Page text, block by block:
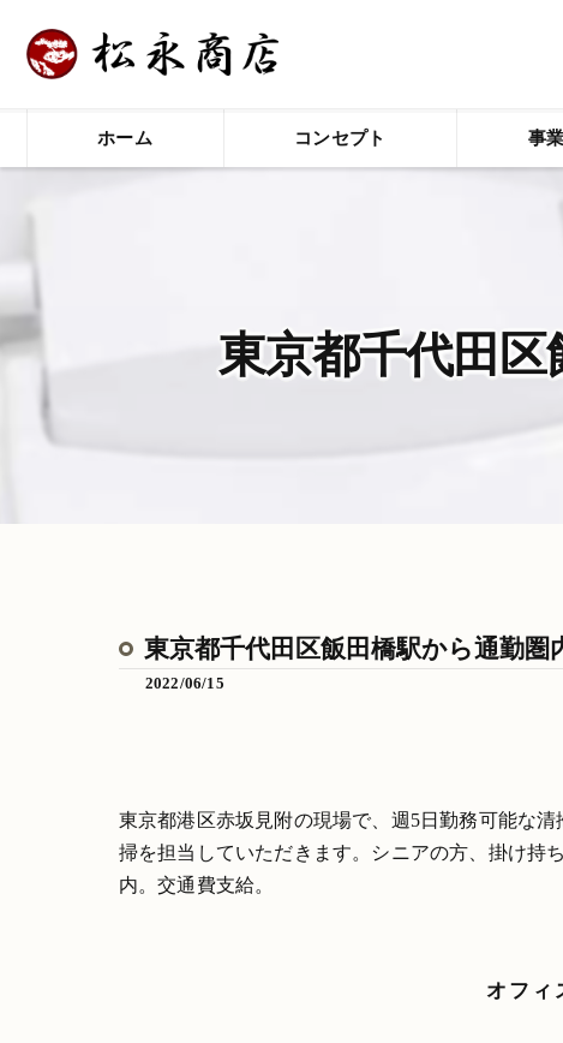
ホーム コンセプト 事
東京都千代田
東京都千代田区飯田橋駅から通勤圏
2022/06/15
東京都港区赤坂見附の現場で、週5日勤務可能な
掃を担当していただきます。シニアの方、掛け持
内。交通費支給。
オフィ